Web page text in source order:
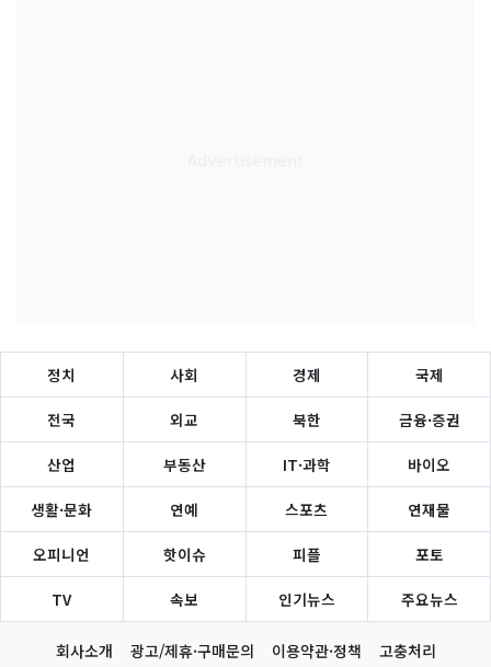
정치 사회 경제 국제
전국 외교 북한 금융·증권
산업 부동산 IT·과학 바이오
생활·문화 연예 스포츠 연재물
오피니언 핫이슈 피플 포토
TV 속보 인기뉴스 주요뉴스
회사소개 광고/제휴·구매문의 이용약관·정책 고충처리